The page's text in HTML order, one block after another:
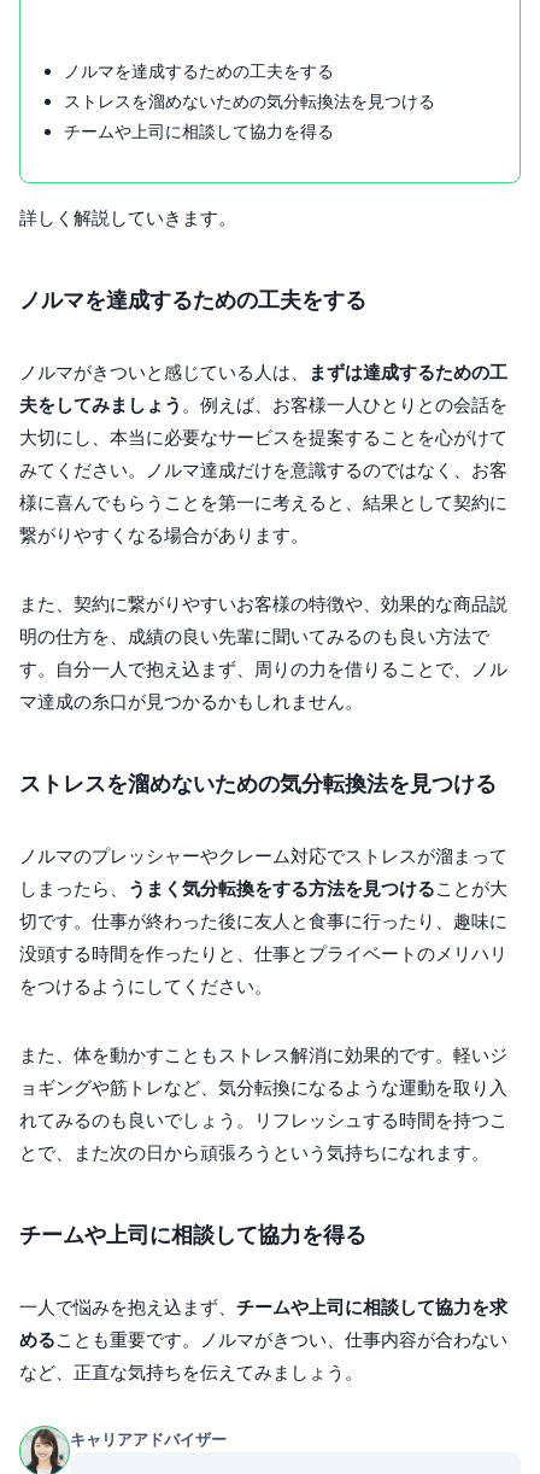
ノルマを達成するための工夫をする
ストレスを溜めないための気分転換法を見つける
チームや上司に相談して協力を得る
詳しく解説していきます。
ノルマを達成するための工夫をする
ノルマがきついと感じている人は、
まずは達成するための工
夫をしてみましょう 。例えば、お客様一人ひとりとの会話を
大切にし、本当に必要なサービスを提案することを心がけて
みてください。ノルマ達成だけを意識するのではなく、お客
様に喜んでもらうことを第一に考えると、結果として契約に
繋がりやすくなる場合があります。
また、契約に繋がりやすいお客様の特徴や、効果的な商品説
明の仕方を、成績の良い先輩に聞いてみるのも良い方法で
す。自分一人で抱え込まず、周りの力を借りることで、ノル
マ達成の糸口が見つかるかもしれません。
ストレスを溜めないための気分転換法を見つける
ノルマのプレッシャーやクレーム対応でストレスが溜まって
しまったら、
うまく気分転換をする方法を見つけることが大
切です。仕事が終わった後に友人と食事に行ったり、趣味に
没頭する時間を作ったりと、仕事とプライベートのメリハリ
をつけるようにしてください。
また、体を動かすこともストレス解消に効果的です。軽いジ
ョギングや筋トレなど、気分転換になるような運動を取り入
れてみるのも良いでしょう。リフレッシュする時間を持つこ
とで、また次の日から頑張ろうという気持ちになれます。
チームや上司に相談して協力を得る
一人で悩みを抱え込まず、 チームや上司に相談して協力を求
めることも重要です。ノルマがきつい、仕事内容が合わない
など、正直な気持ちを伝えてみましょう。
キャリアアドバイザー